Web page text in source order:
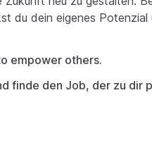
du dein eigenes
empower others.
finde den Job, der zu dir